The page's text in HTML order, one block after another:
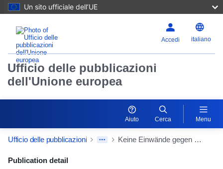
Un sito ufficiale dell’UE
Accedi italiano
Ufficio delle pubblicazioni
dell'Unione europea
Aiuto Cerca Menu
Ufficio delle pubblicazioni Keine Einwände gegen einen angemeldeten Zusammenschluss (Sache M.11839 — BLACKROCK / HPS)
Publication Detail Actions Portlet
Publication detail